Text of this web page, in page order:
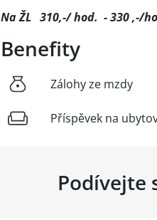
Na ŽL 310,-/ hod. - 330 ,-/
Benefity
Zálohy ze mzdy
Příspěvek na
Podívejte